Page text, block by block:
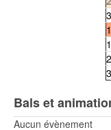
3
Bals et
Aucun évènement